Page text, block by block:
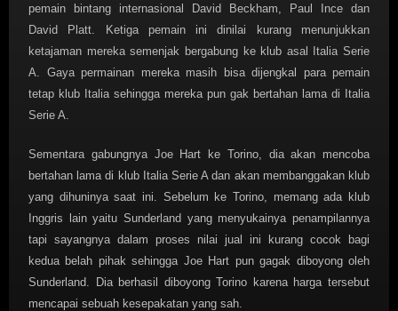
pemain bintang internasional David Beckham, Paul Ince dan
David Platt. Ketiga pemain ini dinilai kurang menunjukkan
ketajaman mereka semenjak bergabung ke klub asal Italia Serie
A. Gaya permainan mereka masih bisa dijengkal para pemain
tetap klub Italia sehingga mereka pun gak bertahan lama di Italia
Serie A.
Sementara gabungnya Joe Hart ke Torino, dia akan mencoba
bertahan lama di klub Italia Serie A dan akan membanggakan klub
yang dihuninya saat ini. Sebelum ke Torino, memang ada klub
Inggris lain yaitu Sunderland yang menyukainya penampilannya
tapi sayangnya dalam proses nilai jual ini kurang cocok bagi
kedua belah pihak sehingga Joe Hart pun gagak diboyong oleh
Sunderland. Dia berhasil diboyong Torino karena harga tersebut
mencapai sebuah kesepakatan yang sah.